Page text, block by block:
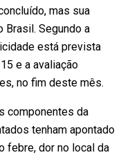
mas sua
Brasil. Segundo a
está prevista
e a avaliação
no fim deste mês.
componentes da
tenham apontado
febre, dor no local da